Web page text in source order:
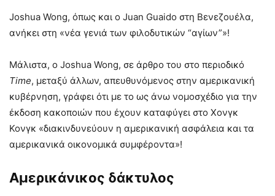
Joshua Wong, όπως και ο Juan Guaido στη Βενεζουέλα,
ανήκει στη «νέα γενιά των φιλοδυτικών “αγίων”»!
Μάλιστα, ο Joshua Wong, σε άρθρο του στο περιοδικό
Time, μεταξύ άλλων, απευθυνόμενος στην αμερικανική
κυβέρνηση, γράφει ότι με το ως άνω νομοσχέδιο για την
έκδοση κακοποιών που έχουν καταφύγει στο Χονγκ
Κονγκ «διακινδυνεύουν η αμερικανική ασφάλεια και τα
αμερικανικά οικονομικά συμφέροντα»!
Αμερικάνικος δάκτυλος